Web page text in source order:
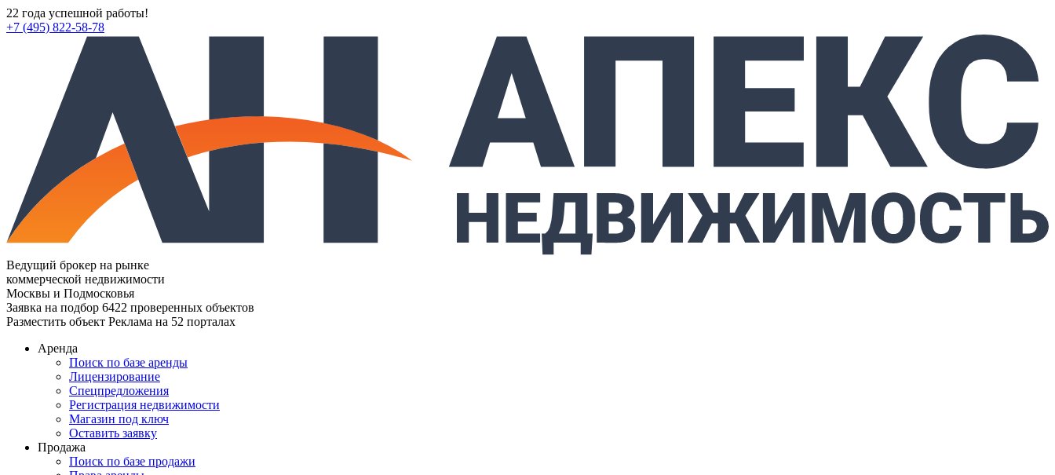
22 года успешной работы!
+7 (495) 822-58-78
Ведущий брокер на рынке
коммерческой недвижимости
Москвы и Подмосковья
Заявка на подбор 6422 проверенных объектов
Разместить объект Реклама на 52 порталах
Аренда
Поиск по базе аренды
Лицензирование
Спецпредложения
Регистрация недвижимости
Магазин под ключ
Оставить заявку
Продажа
Поиск по базе продажи